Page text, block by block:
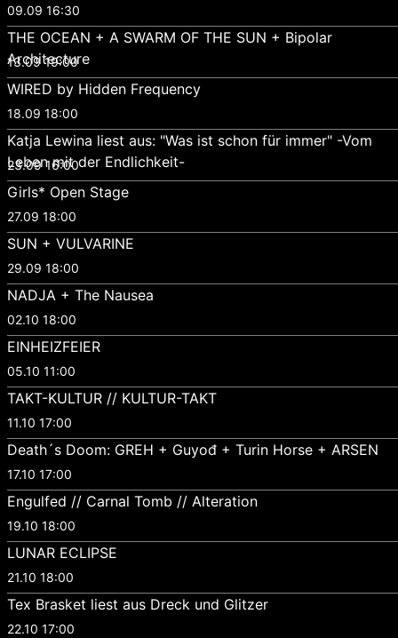
09.09 16:30
THE OCEAN + A SWARM OF THE SUN + Bipolar
Architecture
13.09 19:00
WIRED by Hidden Frequency
18.09 18:00
Katja Lewina liest aus: "Was ist schon für immer" -Vom
Leben mit der Endlichkeit-
23.09 16:00
Girls* Open Stage
27.09 18:00
SUN + VULVARINE
29.09 18:00
NADJA + The Nausea
02.10 18:00
EINHEIZFEIER
05.10 11:00
TAKT-KULTUR // KULTUR-TAKT
11.10 17:00
Death´s Doom: GREH + Guyođ + Turin Horse + ARSEN
17.10 17:00
Engulfed // Carnal Tomb // Alteration
19.10 18:00
LUNAR ECLIPSE
21.10 18:00
Tex Brasket liest aus Dreck und Glitzer
22.10 17:00